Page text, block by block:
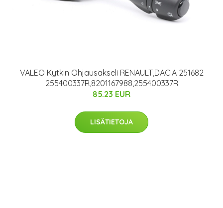
VALEO Kytkin Ohjausakseli RENAULT,DACIA 251682
255400337R,8201167988,255400337R
85.23 EUR
LISÄTIETOJA